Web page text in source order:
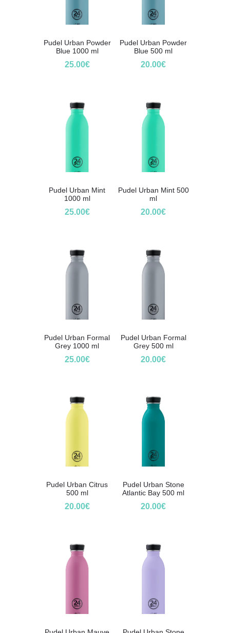
Pudel Urban Powder
Blue 1000 ml
25.00€
Pudel Urban Powder
Blue 500 ml
20.00€
Pudel Urban Mint
1000 ml
25.00€
Pudel Urban Mint 500
ml
20.00€
Pudel Urban Formal
Grey 1000 ml
25.00€
Pudel Urban Formal
Grey 500 ml
20.00€
Pudel Urban Citrus
500 ml
20.00€
Pudel Urban Stone
Atlantic Bay 500 ml
20.00€